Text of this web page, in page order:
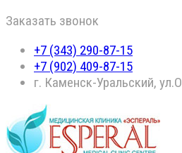
Заказать звонок
+7 (343) 290-87-15
+7 (902) 409-87-15
г. Каменск-Уральский,